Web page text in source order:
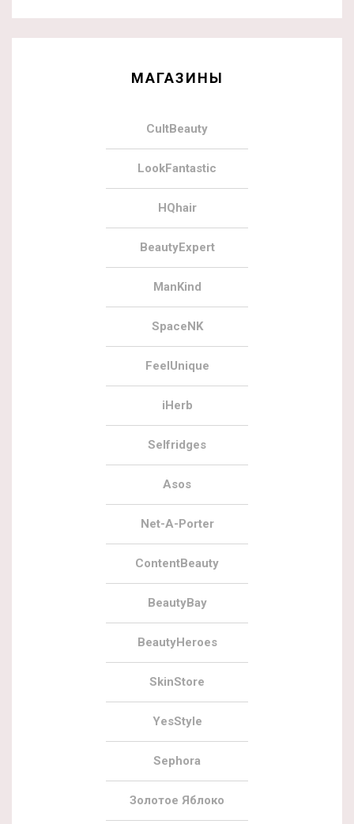
МАГАЗИНЫ
CultBeauty
LookFantastic
HQhair
BeautyExpert
ManKind
SpaceNK
FeelUnique
iHerb
Selfridges
Asos
Net-A-Porter
ContentBeauty
BeautyBay
BeautyHeroes
SkinStore
YesStyle
Sephora
Золотое Яблоко